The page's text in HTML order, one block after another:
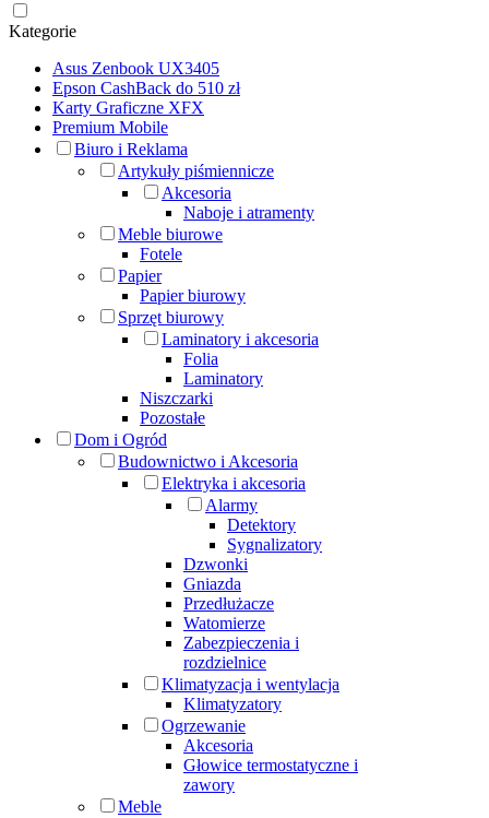
Kategorie
Asus Zenbook UX3405
Epson CashBack do 510 zł
Karty Graficzne XFX
Premium Mobile
Biuro i Reklama
Artykuły piśmiennicze
Akcesoria
Naboje i atramenty
Meble biurowe
Fotele
Papier
Papier biurowy
Sprzęt biurowy
Laminatory i akcesoria
Folia
Laminatory
Niszczarki
Pozostałe
Dom i Ogród
Budownictwo i Akcesoria
Elektryka i akcesoria
Alarmy
Detektory
Sygnalizatory
Dzwonki
Gniazda
Przedłużacze
Watomierze
Zabezpieczenia i
rozdzielnice
Klimatyzacja i wentylacja
Klimatyzatory
Ogrzewanie
Akcesoria
Głowice termostatyczne i
zawory
Meble